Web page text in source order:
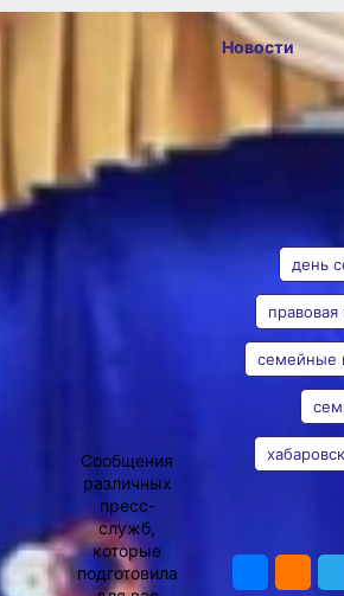
Новости
ОПУБЛИКОВАНО
12 июня 2024 г., 18:00
Сообщения
различных
пресс-
служб,
которые
подготовила
день
семейные